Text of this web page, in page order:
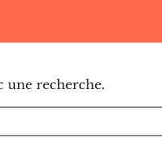
une recherche.